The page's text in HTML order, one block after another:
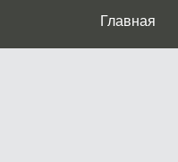
Главная